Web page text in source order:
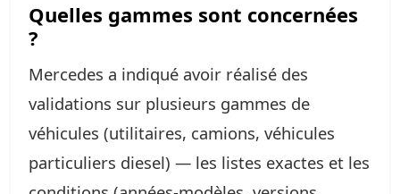
Quelles gammes sont concernées
?
Mercedes a indiqué avoir réalisé des
validations sur plusieurs gammes de
véhicules (utilitaires, camions, véhicules
particuliers diesel) — les listes exactes et les